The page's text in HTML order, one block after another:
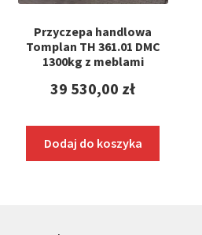
Przyczepa handlowa
Tomplan TH 361.01 DMC
1300kg z meblami
39 530,00 zł
Dodaj do koszyka